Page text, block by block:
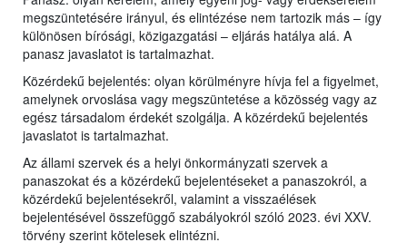
megszüntetésére irányul, és elintézése nem tartozik más – így
különösen bírósági, közigazgatási – eljárás hatálya alá. A
panasz javaslatot is tartalmazhat.
Közérdekű bejelentés: olyan körülményre hívja fel a figyelmet,
amelynek orvoslása vagy megszüntetése a közösség vagy az
egész társadalom érdekét szolgálja. A közérdekű bejelentés
javaslatot is tartalmazhat.
Az állami szervek és a helyi önkormányzati szervek a
panaszokat és a közérdekű bejelentéseket a panaszokról, a
közérdekű bejelentésekről, valamint a visszaélések
bejelentésével összefüggő szabályokról szóló 2023. évi XXV.
törvény szerint kötelesek elintézni.